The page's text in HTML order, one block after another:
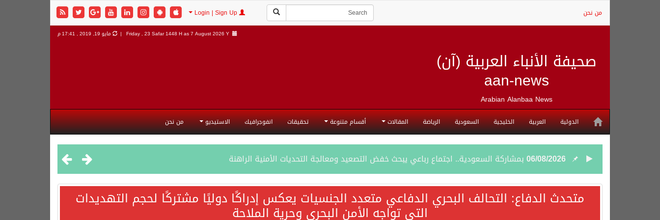
من نحن
صحيفة الأنباء العربية (آن)
aan-news
Arabian Alanbaa News
Friday , 23 Safar 1448 H as7 August 2026 Y | مايو 19, 2019 , 17:41 م
الدولية العربية الخليجية السعودية الرياضة المقالات أقسام متنوعة تحقيقات انفوجرافيك الاستيديو من نحن
06/08/2026 بمشاركة السعودية.. اجتماع رباعي يبحث خفض التصعيد ومعالجة التحديات الأمنية الراهنة
05/08/2026وزير الخارجية السعودي: جميع إجراءات إسرائيل الأحادية في أراضي فلسطين باطلة
متحدث الدفاع: التحالف البحري الدفاعي متعدد الجنسيات يعكس إدراكًا دوليًا مشتركًا لحجم التهديدات
التي تواجه الأمن البحري وحرية الملاحة